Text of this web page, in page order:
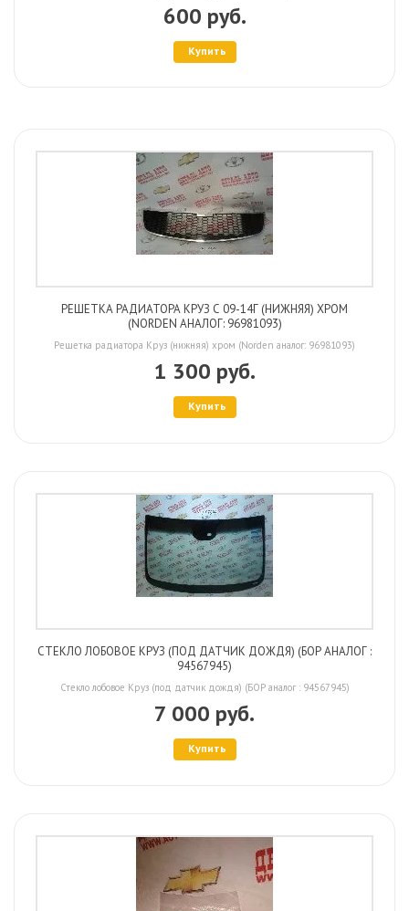
600 руб.
Купить
РЕШЕТКА РАДИАТОРА КРУЗ С 09-14Г (НИЖНЯЯ) ХРОМ
(NORDEN АНАЛОГ: 96981093)
Решетка радиатора Круз (нижняя) хром (Norden аналог: 96981093)
1 300 руб.
Купить
СТЕКЛО ЛОБОВОЕ КРУЗ (ПОД ДАТЧИК ДОЖДЯ) (БОР АНАЛОГ :
94567945)
Стекло лобовое Круз (под датчик дождя) (БОР аналог : 94567945)
7 000 руб.
Купить